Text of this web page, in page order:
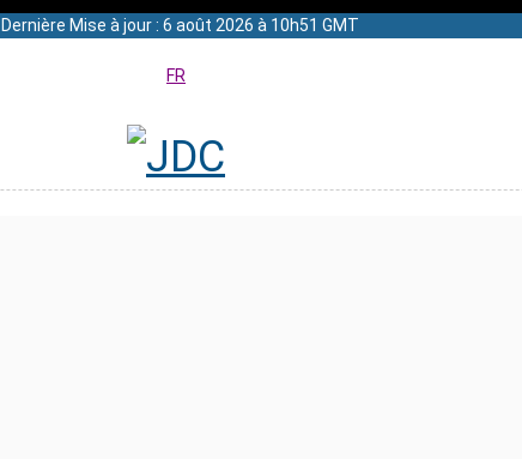
Dernière Mise à jour : 6 août 2026 à 10h51 GMT
FR